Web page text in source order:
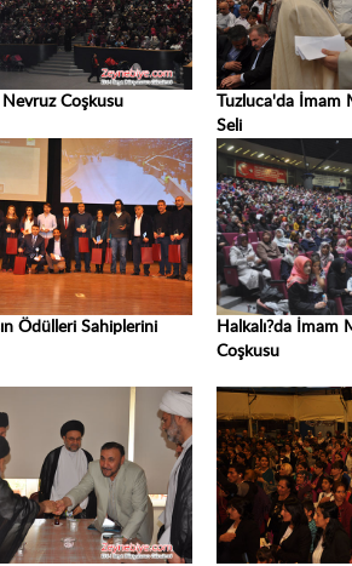
Nevruz Coşkusu
Tuzluca'da İmam
Seli
Ödülleri Sahiplerini
Halkalı?da İmam
Coşkusu